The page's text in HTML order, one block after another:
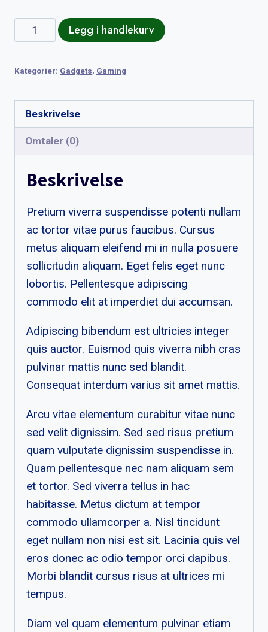
HTC
Vive
antall
Legg i handlekurv
Kategorier: Gadgets, Gaming
Beskrivelse
Omtaler (0)
Beskrivelse
Pretium viverra suspendisse potenti nullam
ac tortor vitae purus faucibus. Cursus
metus aliquam eleifend mi in nulla posuere
sollicitudin aliquam. Eget felis eget nunc
lobortis. Pellentesque adipiscing
commodo elit at imperdiet dui accumsan.
Adipiscing bibendum est ultricies integer
quis auctor. Euismod quis viverra nibh cras
pulvinar mattis nunc sed blandit.
Consequat interdum varius sit amet mattis.
Arcu vitae elementum curabitur vitae nunc
sed velit dignissim. Sed sed risus pretium
quam vulputate dignissim suspendisse in.
Quam pellentesque nec nam aliquam sem
et tortor. Sed viverra tellus in hac
habitasse. Metus dictum at tempor
commodo ullamcorper a. Nisl tincidunt
eget nullam non nisi est sit. Lacinia quis vel
eros donec ac odio tempor orci dapibus.
Morbi blandit cursus risus at ultrices mi
tempus.
Diam vel quam elementum pulvinar etiam